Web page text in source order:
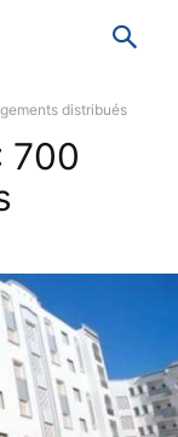
distribués
700